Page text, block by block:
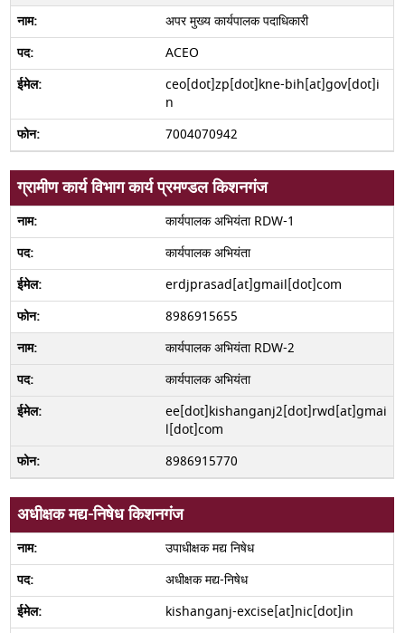
अपर मुख्य कार्यपालक पदाधिकारी
ACEO
ceo[dot]zp[dot]kne-bih[at]gov[dot]i
n
7004070942
ग्रामीण कार्य विभाग कार्य प्रमण्डल किशनगंज
कार्यपालक अभियंता RDW-1
कार्यपालक अभियंता
erdjprasad[at]gmail[dot]com
8986915655
कार्यपालक अभियंता RDW-2
कार्यपालक अभियंता
ee[dot]kishanganj2[dot]rwd[at]gmai
l[dot]com
8986915770
अधीक्षक मद्य-निषेध किशनगंज
उपाधीक्षक मद्य निषेध
अधीक्षक मद्य-निषेध
kishanganj-excise[at]nic[dot]in